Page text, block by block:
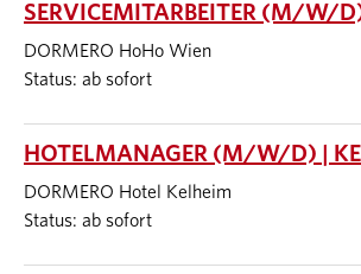
SERVICEMITARBEITER (M/W/
DORMERO HoHo Wien
Status: ab sofort
HOTELMANAGER (M/W/D) |
DORMERO Hotel Kelheim
Status: ab sofort